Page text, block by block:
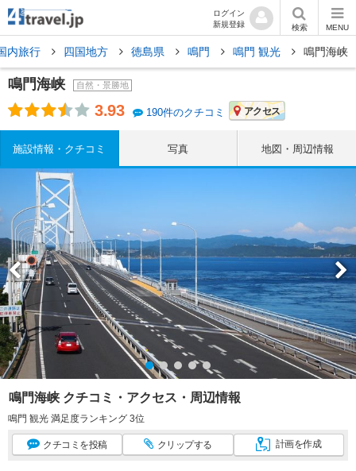
ログイン
新規登録
検索 MENU
内旅行 四国地方 徳島県 鳴門 鳴門 観光 鳴門海峡
鳴門海峡 自然・景勝地
3.93 190件のクチコミ アクセス
施設情報・クチコミ 写真 地図・周辺情報
鳴門海峡 クチコミ・アクセス・周辺情報
鳴門 観光 満足度ランキング 3位
クチコミ を投稿 クリップする 計画を作成